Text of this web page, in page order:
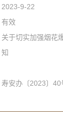
2023-9-22
有效
关于切实加强烟花
知
寿安办〔2023〕40